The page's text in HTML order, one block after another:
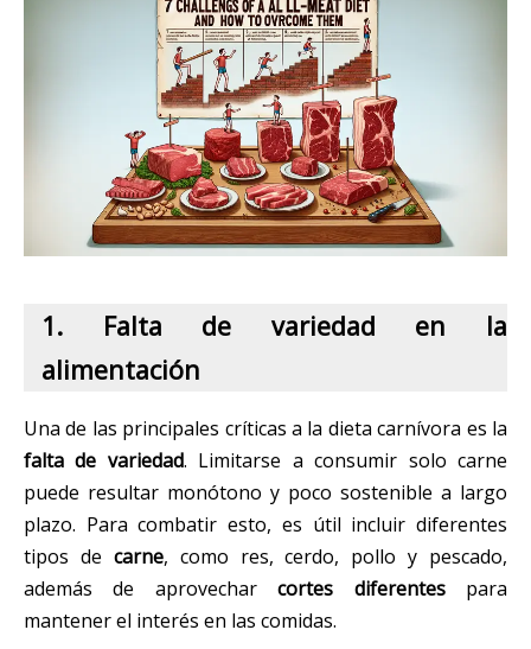
1. Falta de variedad en la
alimentación
Una de las principales críticas a la dieta carnívora es la
falta de variedad. Limitarse a consumir solo carne
puede resultar monótono y poco sostenible a largo
plazo. Para combatir esto, es útil incluir diferentes
tipos de carne, como res, cerdo, pollo y pescado,
además de aprovecharcortes diferentespara
mantener el interés en las comidas.